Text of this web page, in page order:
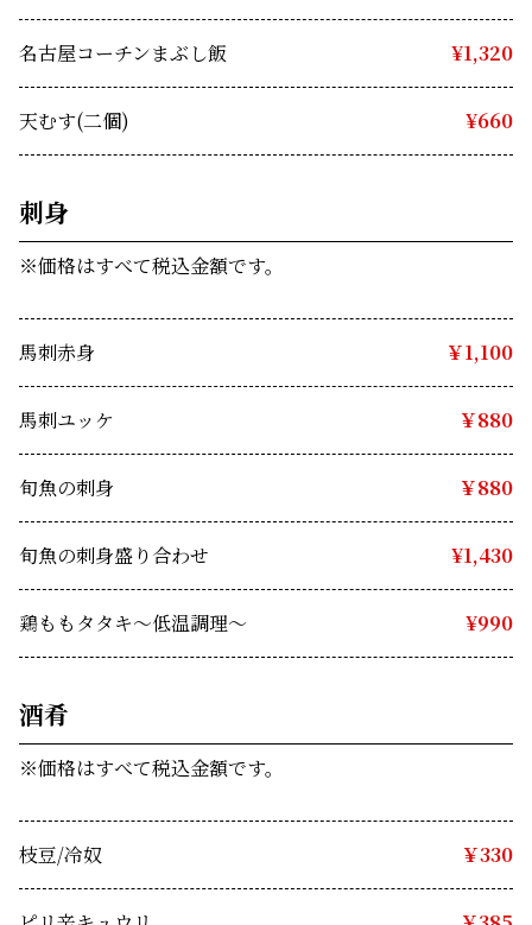
名古屋コーチンまぶし飯 ¥1,320
天むす(二個) ¥660
刺身
※価格はすべて税込金額です。
馬刺赤身 ￥1,100
馬刺ユッケ ￥880
旬魚の刺身 ￥880
旬魚の刺身盛り合わせ ¥1,430
鶏ももタタキ～低温調理～ ¥990
酒肴
※価格はすべて税込金額です。
枝豆/冷奴 ￥330